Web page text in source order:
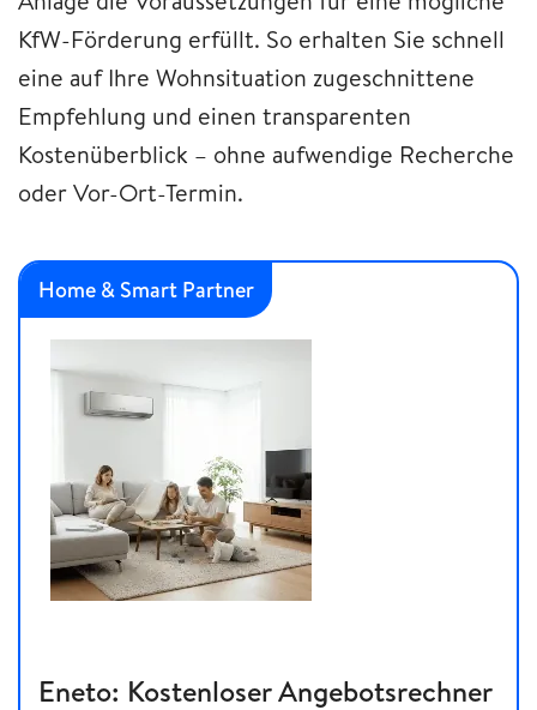
KfW-Förderung erfüllt. So erhalten Sie schnell
eine auf Ihre Wohnsituation zugeschnittene
Empfehlung und einen transparenten
Kostenüberblick – ohne aufwendige Recherche
oder Vor-Ort-Termin.
Home & Smart Partner
Eneto: Kostenloser Angebotsrechner